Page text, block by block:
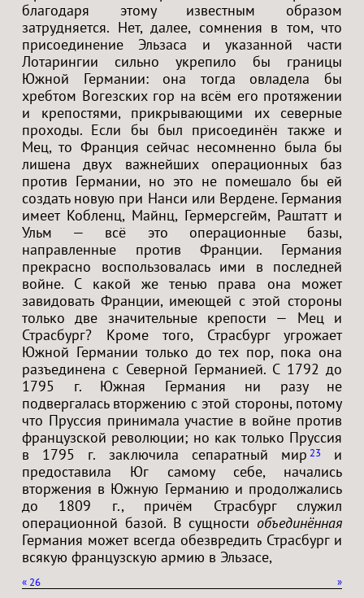
благодаря этому известным образом
затрудняется. Нет, далее, сомнения в том, что
присоединение Эльзаса и указанной части
Лотарингии сильно укрепило бы границы
Южной Германии: она тогда овладела бы
хребтом Вогезских гор на всём его протяжении
и крепостями, прикрывающими их северные
проходы. Если бы был присоединён также и
Мец, то Франция сейчас несомненно была бы
лишена двух важнейших операционных баз
против Германии, но это не помешало бы ей
создать новую при Нанси или Вердене. Германия
имеет Кобленц, Майнц, Гермерсгейм, Раштатт и
Ульм — всё это операционные базы,
направленные против Франции. Германия
прекрасно воспользовалась ими в последней
войне. С какой же тенью права она может
завидовать Франции, имеющей с этой стороны
только две значительные крепости — Мец и
Страсбург? Кроме того, Страсбург угрожает
Южной Германии только до тех пор, пока она
разъединена с Северной Германией. С 1792 до
1795 г. Южная Германия ни разу не
подвергалась вторжению с этой стороны, потому
что Пруссия принимала участие в войне против
французской революции; но как только Пруссия
в 1795 г. заключила сепаратный мир 23
и
предоставила Юг самому себе, начались
вторжения в Южную Германию и продолжались
до 1809 г., причём Страсбург служил
операционной базой. В сущности объединённая
Германия может всегда обезвредить Страсбург и
всякую французскую армию в Эльзасе,
« »
26